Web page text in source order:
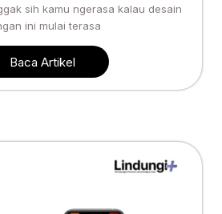
sih kamu ngerasa kalau desain
ini mulai terasa
Baca Artikel